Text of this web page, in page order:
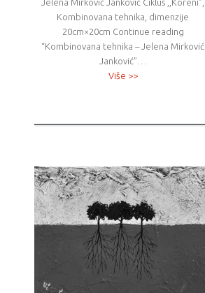
Kombinovana tehnika, dimenzije
20cm×20cm Continue reading
“Kombinovana tehnika – Jelena Mirković
Janković”…
Više >>